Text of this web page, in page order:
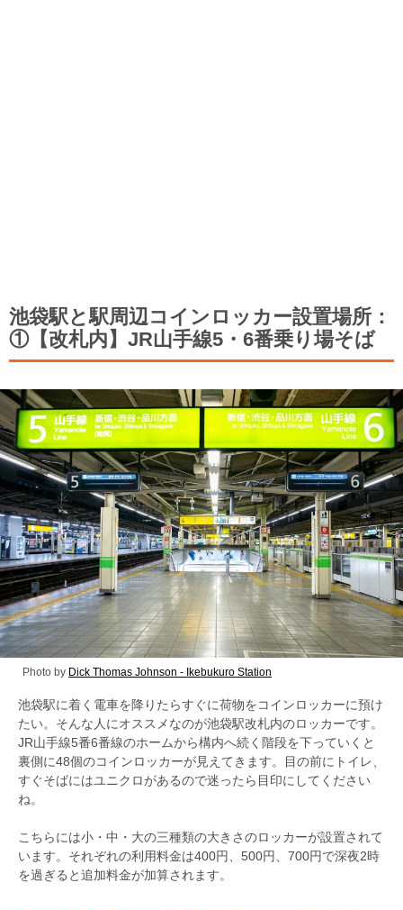
池袋駅と駅周辺コインロッカー設置場所：
①【改札内】JR山手線5・6番乗り場そば
Photo by Dick Thomas Johnson - Ikebukuro Station
池袋駅に着く電車を降りたらすぐに荷物をコインロッカーに預け
たい。そんな人にオススメなのが池袋駅改札内のロッカーです。
JR山手線5番6番線のホームから構内へ続く階段を下っていくと
裏側に48個のコインロッカーが見えてきます。目の前にトイレ、
すぐそばにはユニクロがあるので迷ったら目印にしてください
ね。
こちらには小・中・大の三種類の大きさのロッカーが設置されて
います。それぞれの利用料金は400円、500円、700円で深夜2時
を過ぎると追加料金が加算されます。